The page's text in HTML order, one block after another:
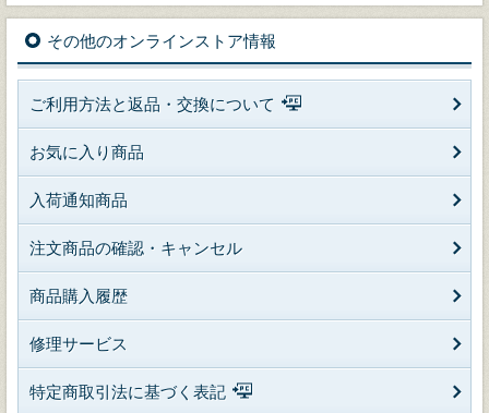
その他のオンラインストア情報
ご利用方法と返品・交換について
お気に入り商品
入荷通知商品
注文商品の確認・キャンセル
商品購入履歴
修理サービス
特定商取引法に基づく表記